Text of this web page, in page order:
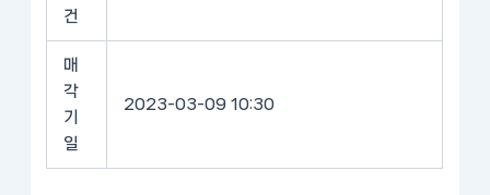
건
매
각
기
일
2023-03-09 10:30